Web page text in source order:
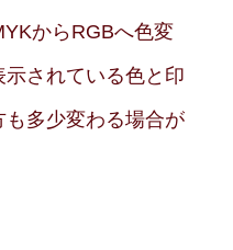
からRGBへ色変
されている色と印
多少変わる場合が